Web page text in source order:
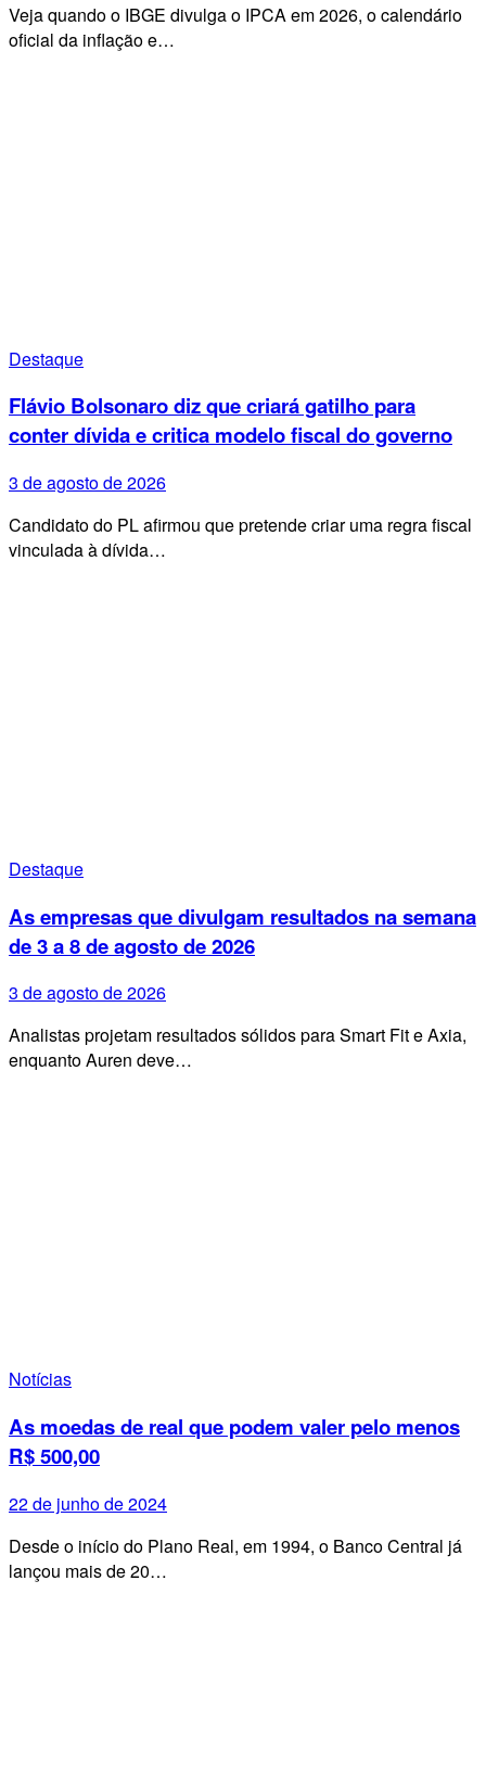
Veja quando o IBGE divulga o IPCA em 2026, o calendário
oficial da inflação e…
Destaque
Flávio Bolsonaro diz que criará gatilho para
conter dívida e critica modelo fiscal do governo
3 de agosto de 2026
Candidato do PL afirmou que pretende criar uma regra fiscal
vinculada à dívida…
Destaque
As empresas que divulgam resultados na semana
de 3 a 8 de agosto de 2026
3 de agosto de 2026
Analistas projetam resultados sólidos para Smart Fit e Axia,
enquanto Auren deve…
Notícias
As moedas de real que podem valer pelo menos
R$ 500,00
22 de junho de 2024
Desde o início do Plano Real, em 1994, o Banco Central já
lançou mais de 20…